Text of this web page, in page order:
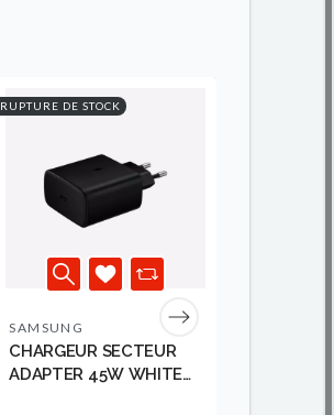
RUPTURE DE STOCK
SAMSUNG
CHARGEUR SECTEUR
ADAPTER 45W WHITE